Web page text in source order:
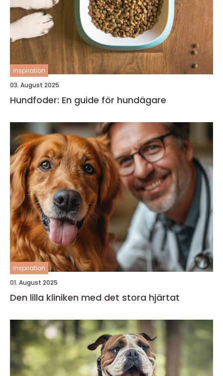
inspiration
03. August 2025
Hundfoder: En guide för hundägare
inspiration
01. August 2025
Den lilla kliniken med det stora hjärtat